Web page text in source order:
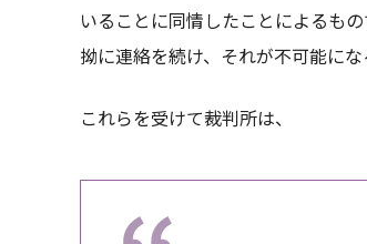
いることに同情したことによるも
拗に連絡を続け、それが不可能に
これらを受けて裁判所は、